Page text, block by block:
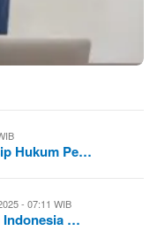
Hukum Pe…
- 07:11 WIB
Indonesia …